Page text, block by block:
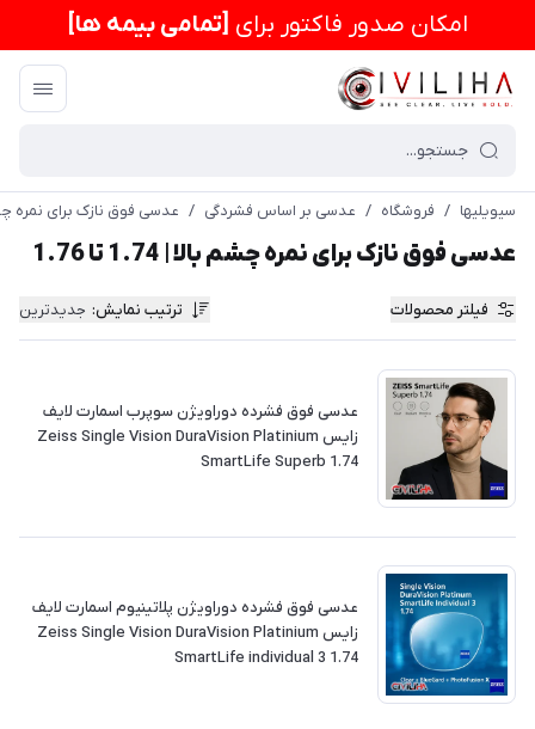
امكان صدور فاکتور برای [تمامی بیمه ها]
سیویلیها / فروشگاه / عدسی بر اساس فشردگی / عدسی فوق نازک برای نمره چشم بالا |
عدسی فوق نازک برای نمره چشم بالا | 1.74 تا 1.76
فیلتر محصولات ترتیب نمایش: جدیدترین
عدسی فوق فشرده دوراویژن سوپرب اسمارت لایف
زایس Zeiss Single Vision DuraVision Platinium
SmartLife Superb 1.74
عدسی فوق فشرده دوراویژن پلاتینیوم اسمارت لایف
زایس Zeiss Single Vision DuraVision Platinium
SmartLife individual 3 1.74